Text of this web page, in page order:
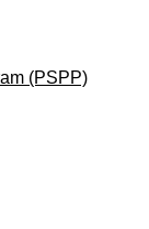
(PSPP)